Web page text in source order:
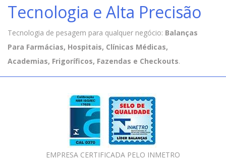
Tecnologia e Alta Precisão
Tecnologia de pesagem para qualquer negócio: Balanças
Para Farmácias, Hospitais, Clínicas Médicas,
Academias, Frigoríficos, Fazendas e Checkouts.
EMPRESA CERTIFICADA PELO INMETRO